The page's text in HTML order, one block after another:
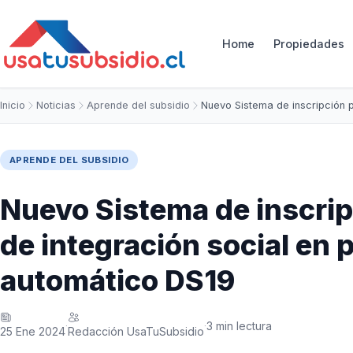
Home Propiedades
Inicio Noticias Aprende del subsidio Nuevo Sistema de inscripción
APRENDE DEL SUBSIDIO
Nuevo Sistema de
de integración social en
automático DS19
25 Ene 2024·Redacción UsaTuSubsidio·3 min lectura